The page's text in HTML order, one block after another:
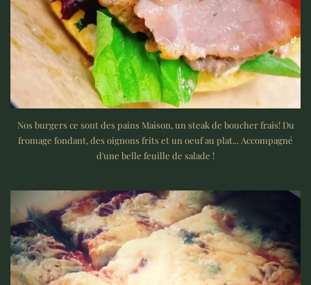
Nos burgers ce sont des pains Maison, un steak de boucher frais! Du
fromage fondant, des oignons frits et un oeuf au plat... Accompagné
d'une belle feuille de salade !